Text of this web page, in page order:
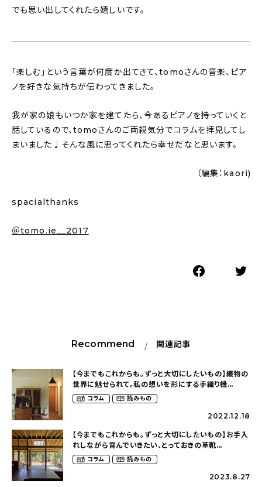
でも思い出してくれたら嬉しいです。
「楽しむ」という言葉が何度か出てきて、tomoさんの音楽、ピア
ノを好きな気持ちが伝わってきました。
我が家の娘もいつか家を建てたら、今あるピアノを持っていくと
話しているので、tomoさんのご両親気分でコラムを拝見してし
まいました♩そんな風に思ってくれたら幸せだなと思います。
（編集：kaori)
spacialthanks
＠tomo.ie__2017
Recommend 関連記事
【今までもこれからも。ずっと大切にしたいもの】織物の
世界に魅せられて。私の想いを形にする手織り機
（spin_onedayhomeさん）
コラム 読みもの
2022.12.18
【今までもこれからも。ずっと大切にしたいもの】お手入
れしながら育んでいきたい、とっておきの革靴
（uta____cataさん）
コラム 読みもの
2023.8.27